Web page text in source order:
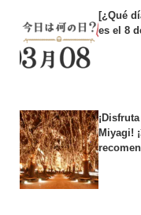
[¿Qué
es el 8
Miyagi!